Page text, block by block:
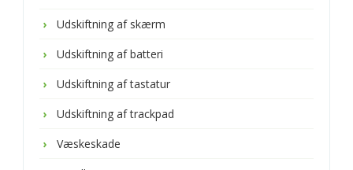
Udskiftning af skærm
Udskiftning af batteri
Udskiftning af tastatur
Udskiftning af trackpad
Væskeskade